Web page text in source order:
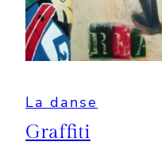
La danse
Graffiti